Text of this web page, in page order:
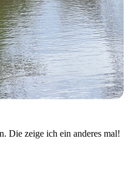
Die zeige ich ein anderes mal!